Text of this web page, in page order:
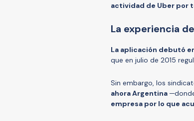
actividad de Uber por
La experiencia
La aplicación debutó
que en julio de 2015
Sin embargo, los
ahora Argentina
empresa por lo que